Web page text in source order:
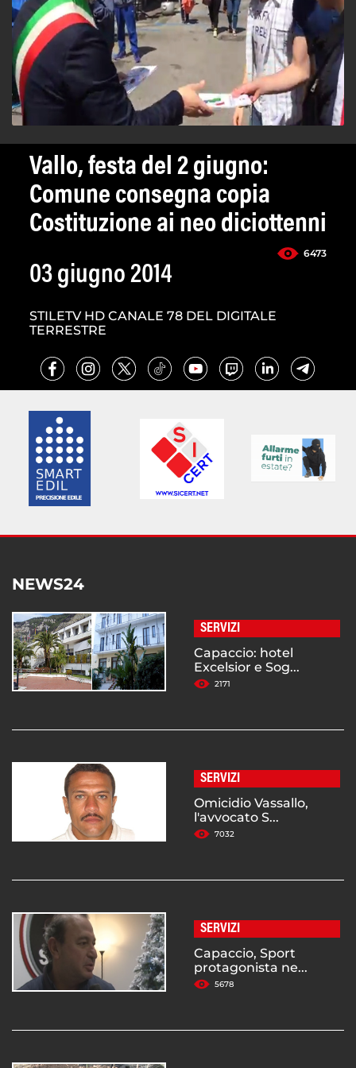
Vallo, festa del 2 giugno:
Comune consegna copia
Costituzione ai neo diciottenni
6473
03 giugno 2014
STILETV HD CANALE 78 DEL DIGITALE
TERRESTRE
NEWS24
SERVIZI
Capaccio: hotel
Excelsior e Sog...
2171
SERVIZI
Omicidio Vassallo,
l'avvocato S...
7032
SERVIZI
Capaccio, Sport
protagonista ne...
5678